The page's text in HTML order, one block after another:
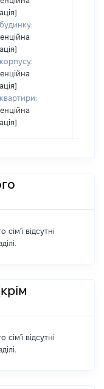
відсутні
відсутні